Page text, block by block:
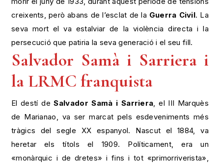
creixents, però abans de l’esclat de la Guerra Civil. La
seva mort el va estalviar de la violència directa i la
persecució que patiria la seva generació i el seu fill.
Salvador Samà i Sarriera i
la LRMC franquista
El destí deSalvador Samà i Sarriera, el III Marquès
de Marianao, va ser marcat pels esdeveniments més
tràgics del segle XX espanyol. Nascut el 1884, va
heretar els títols el 1909. Políticament, era un
«monàrquic i de dretes» i fins i tot «primorriverista»,